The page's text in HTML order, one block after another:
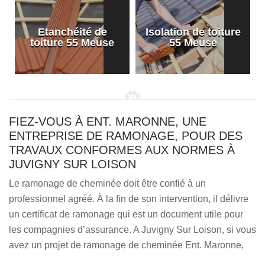
Etanchéité de
toiture 55 Meuse
Isolation de toiture
55 Meuse
FIEZ-VOUS À ENT. MARONNE, UNE
ENTREPRISE DE RAMONAGE, POUR DES
TRAVAUX CONFORMES AUX NORMES À
JUVIGNY SUR LOISON
Le ramonage de cheminée doit être confié à un
professionnel agréé. À la fin de son intervention, il délivre
un certificat de ramonage qui est un document utile pour
les compagnies d’assurance. A Juvigny Sur Loison, si vous
avez un projet de ramonage de cheminée Ent. Maronne,